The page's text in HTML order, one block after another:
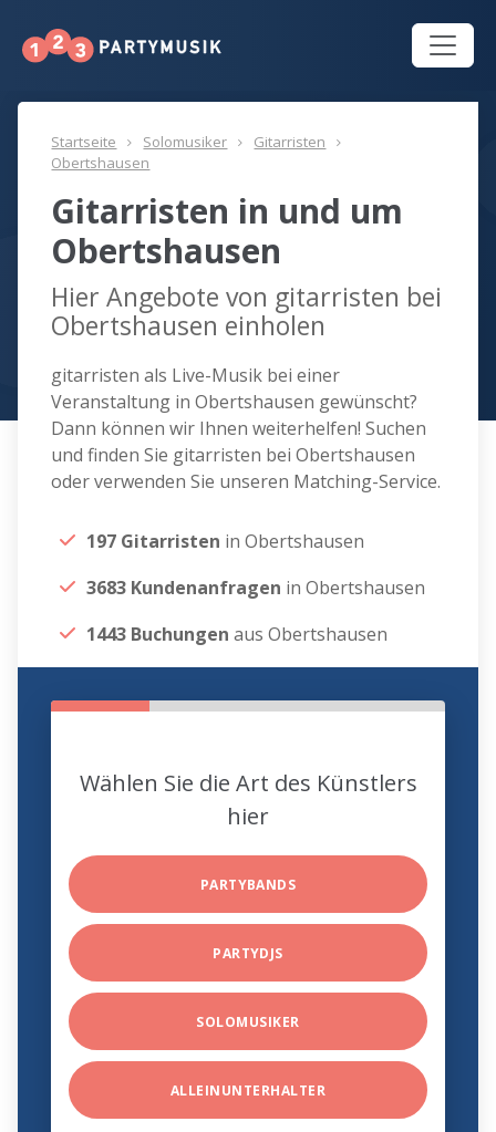
Startseite Solomusiker
Gitarristen
Obertshausen
Gitarristen in und um
Obertshausen
Hier Angebote von gitarristen bei
Obertshausen einholen
gitarristen als Live-Musik bei einer
Veranstaltung in Obertshausen gewünscht?
Dann können wir Ihnen weiterhelfen! Suchen
und finden Sie gitarristen bei Obertshausen
oder verwenden Sie unseren Matching-Service.
197 Gitarristen in Obertshausen
3683 Kundenanfragen in Obertshausen
1443 Buchungen aus Obertshausen
Wählen Sie die Art des Künstlers
hier
PARTYBANDS
PARTYDJS
SOLOMUSIKER
ALLEINUNTERHALTER